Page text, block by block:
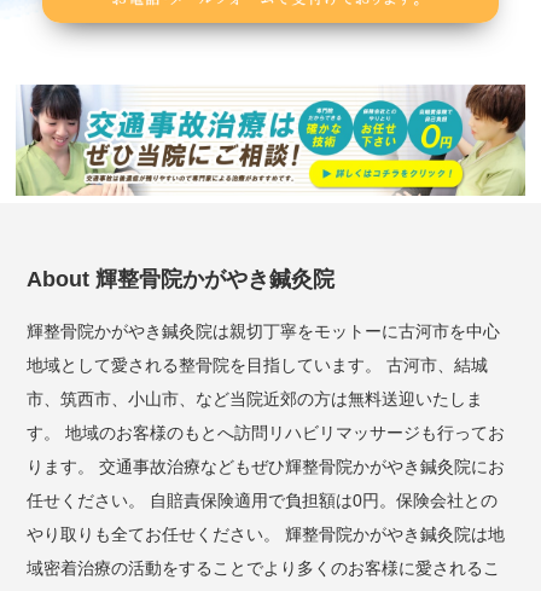
About 輝整骨院かがやき鍼灸院
輝整骨院かがやき鍼灸院は親切丁寧をモットーに古河市を中心
地域として愛される整骨院を目指しています。 古河市、結城
市、筑西市、小山市、など当院近郊の方は無料送迎いたしま
す。 地域のお客様のもとへ訪問リハビリマッサージも行ってお
ります。 交通事故治療などもぜひ輝整骨院かがやき鍼灸院にお
任せください。 自賠責保険適用で負担額は0円。保険会社との
やり取りも全てお任せください。 輝整骨院かがやき鍼灸院は地
域密着治療の活動をすることでより多くのお客様に愛されるこ